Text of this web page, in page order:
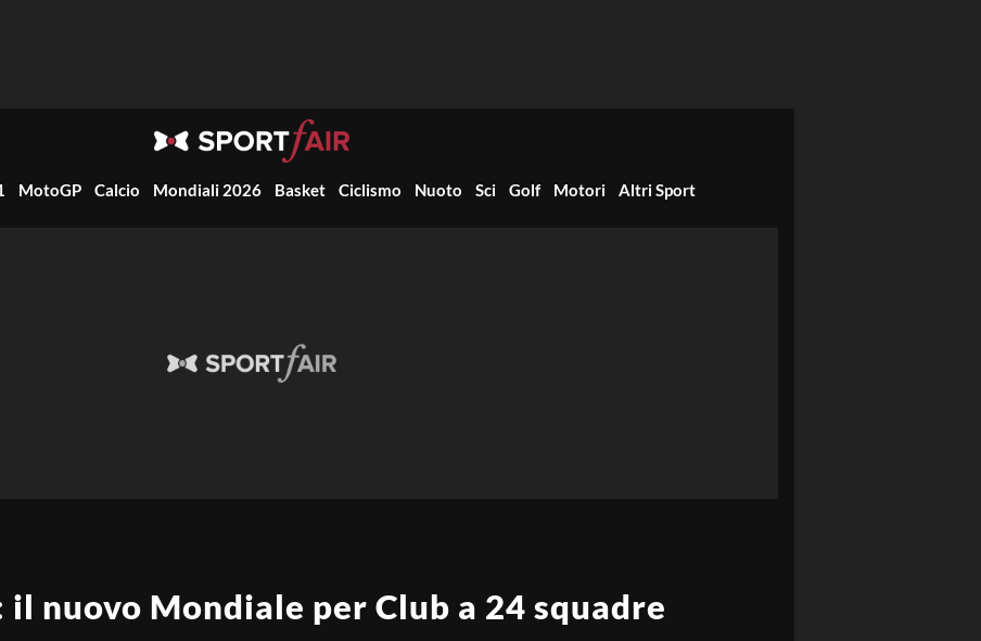
MotoGP Calcio Mondiali 2026 Basket Ciclismo Nuoto Sci Golf Motori Altri Sport
nuovo Mondiale per Club a 24 squadre